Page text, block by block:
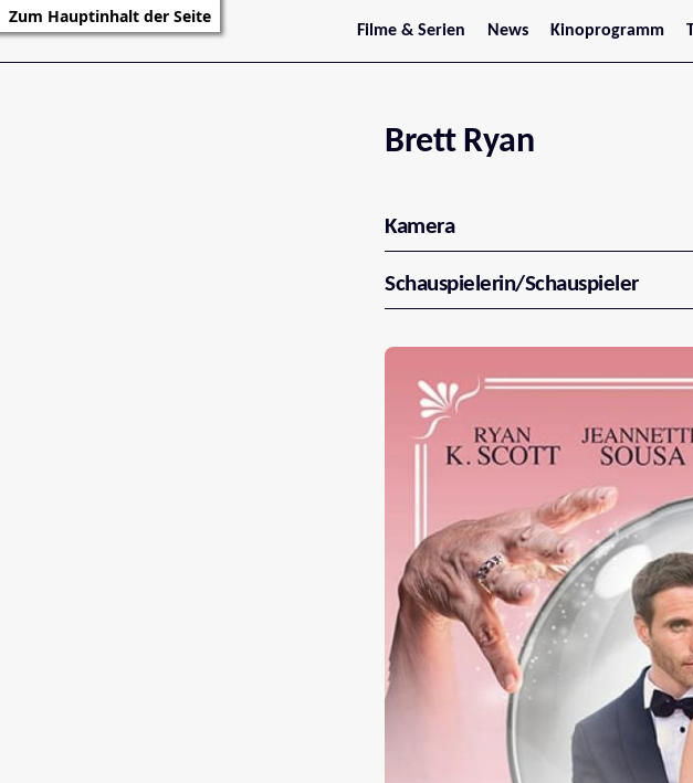
Zum Hauptinhalt der Seite
Filme & Serien
Trailer
Serienarchiv
News
Stars
Kinoprogramm
Jetzt im Kino
Tirol
Vorarlberg
Brett Ryan
Kamera
Schauspielerin/Schauspieler